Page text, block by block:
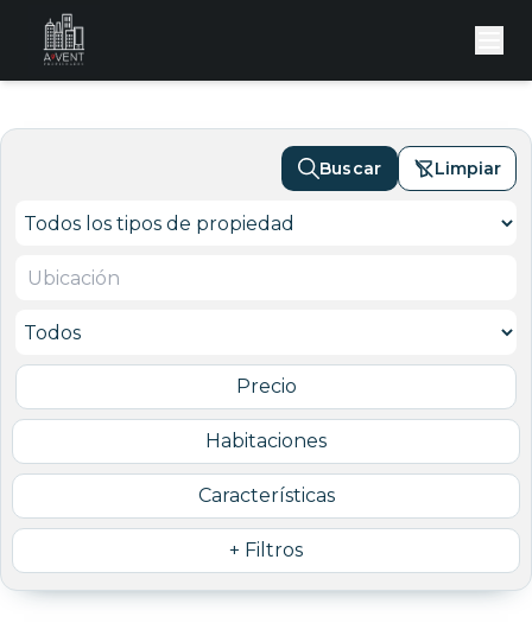
Precio
Habitaciones
Características
+ Filtros
Buscar Limpiar